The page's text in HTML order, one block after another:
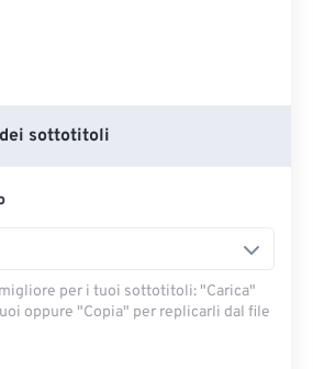
sottotitoli
per i tuoi sottotitoli: "Carica"
oppure "Copia" per replicarli dal file